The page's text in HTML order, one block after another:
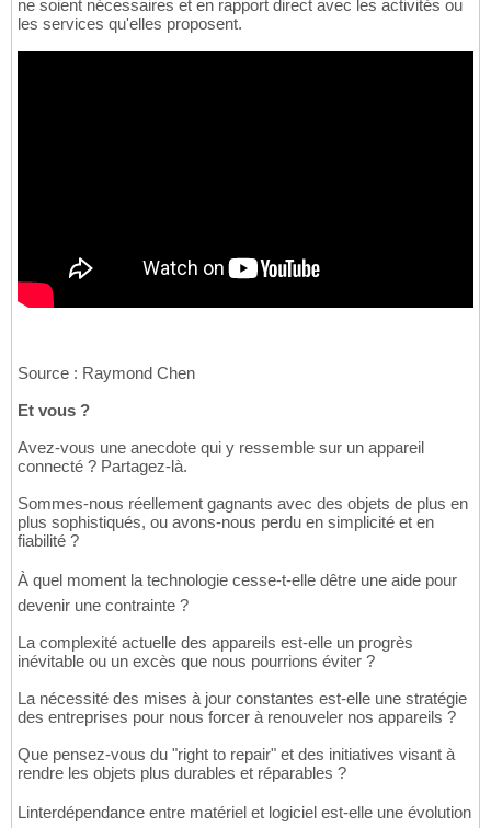
ne soient nécessaires et en rapport direct avec les activités ou
les services qu'elles proposent.
Source : Raymond Chen
Et vous ?
Avez-vous une anecdote qui y ressemble sur un appareil
connecté ? Partagez-là.
Sommes-nous réellement gagnants avec des objets de plus en
plus sophistiqués, ou avons-nous perdu en simplicité et en
fiabilité ?
À quel moment la technologie cesse-t-elle dêtre une aide pour
devenir une contrainte ?
La complexité actuelle des appareils est-elle un progrès
inévitable ou un excès que nous pourrions éviter ?
La nécessité des mises à jour constantes est-elle une stratégie
des entreprises pour nous forcer à renouveler nos appareils ?
Que pensez-vous du "right to repair" et des initiatives visant à
rendre les objets plus durables et réparables ?
Linterdépendance entre matériel et logiciel est-elle une évolution